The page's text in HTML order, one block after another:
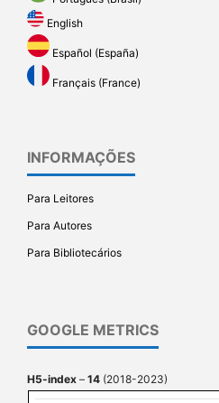
English
Español (España)
Français (France)
INFORMAÇÕES
Para Leitores
Para Autores
Para Bibliotecários
GOOGLE METRICS
H5-index – 14 (2018-2023)